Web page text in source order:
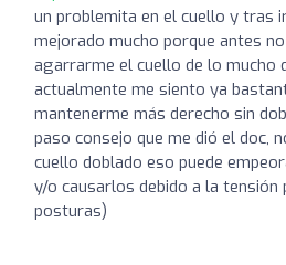
un problemita en el cuello y tras
mejorado mucho porque antes
agarrarme el cuello de lo mucho
actualmente me siento ya
mantenerme más derecho sin
paso consejo que me dió el doc,
cuello doblado eso puede
y/o causarlos debido a la tensión
posturas)